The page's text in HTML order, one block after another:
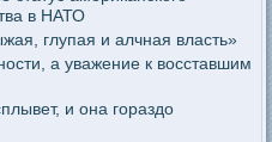
в НАТО
глупая и алчная власть»
а уважение к восставшим
и она гораздо